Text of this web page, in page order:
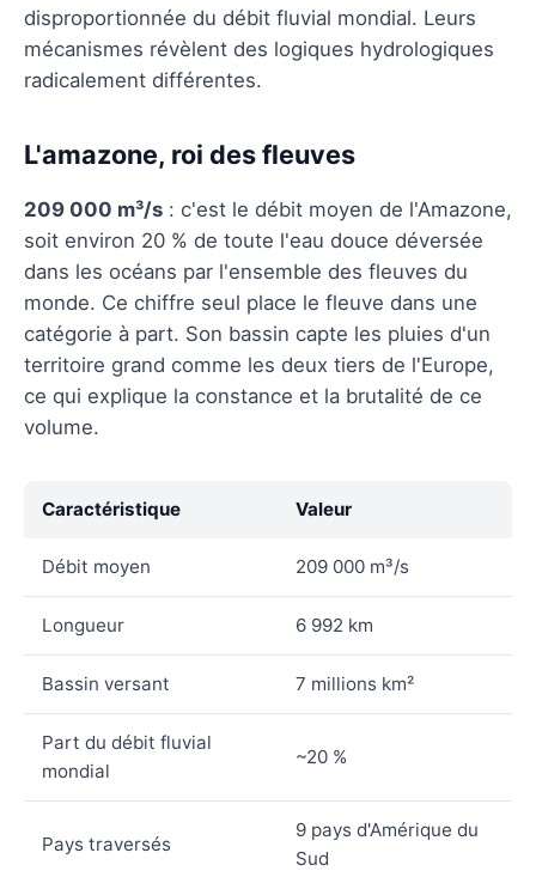
disproportionnée du débit fluvial mondial. Leurs
mécanismes révèlent des logiques hydrologiques
radicalement différentes.
L'amazone, roi des fleuves
209 000 m³/s : c'est le débit moyen de l'Amazone,
soit environ 20 % de toute l'eau douce déversée
dans les océans par l'ensemble des fleuves du
monde. Ce chiffre seul place le fleuve dans une
catégorie à part. Son bassin capte les pluies d'un
territoire grand comme les deux tiers de l'Europe,
ce qui explique la constance et la brutalité de ce
volume.
Caractéristique Valeur
Débit moyen 209 000 m³/s
Longueur 6 992 km
Bassin versant 7 millions km²
Part du débit fluvial
mondial
~20 %
Pays traversés
9 pays d'Amérique du
Sud